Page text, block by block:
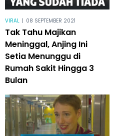
VIRAL | 08 SEPTEMBER 2021
Tak Tahu Majikan
Meninggal, Anjing Ini
Setia Menunggu di
Rumah Sakit Hingga 3
Bulan